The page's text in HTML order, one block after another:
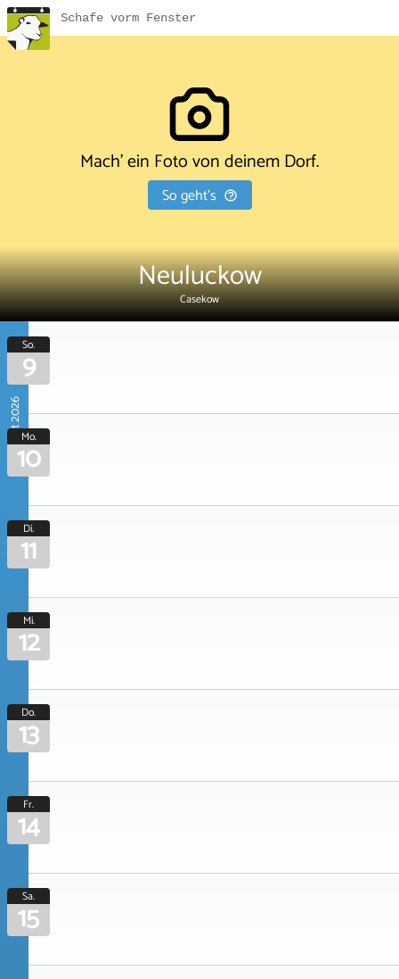
Schafe vorm Fenster
Mach' ein Foto von deinem Dorf.
So geht's
Neuluckow
Casekow
August 2026
So.
9
Mo.
10
Di.
11
Mi.
12
Do.
13
Fr.
14
Sa.
15